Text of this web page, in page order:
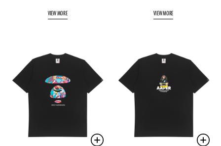
VIEW MORE VIEW MORE